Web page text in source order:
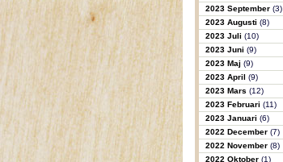
2023 September (3)
2023 Augusti (8)
2023 Juli (10)
2023 Juni (9)
2023 Maj (9)
2023 April (9)
2023 Mars (12)
2023 Februari (11)
2023 Januari (6)
2022 December (7)
2022 November (8)
2022 Oktober (1)